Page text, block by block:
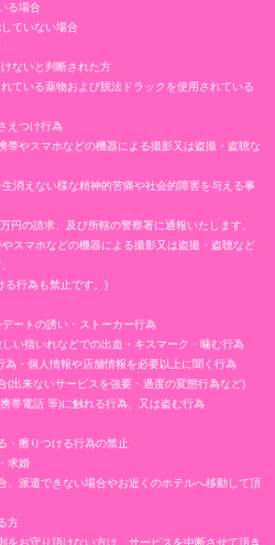
る場合
ていない場合
ないと判断された方
ている薬物および脱法ドラックを使用されている
えつけ行為
帯やスマホなどの機器による撮影又は盗撮・盗聴な
消えない様な精神的苦痛や社会的障害を与える事
円の請求、及び所轄の警察署に通報いたします。
スマホなどの機器による撮影又は盗撮・盗聴など
る行為も禁止です。)
ートの誘い・ストーカー行為
い指いれなどでの出血・キスマーク・噛む行為
・個人情報や店舗情報を必要以上に聞く行為
(出来ないサービスを強要・過度の変態行為など)
帯電話 等)に触れる行為、又は盗む行為
・擦りつける行為の禁止
求婚
、派遣できない場合やお近くのホテルへ移動して頂
方
お守り頂けない方は、サービスを中断させて頂き